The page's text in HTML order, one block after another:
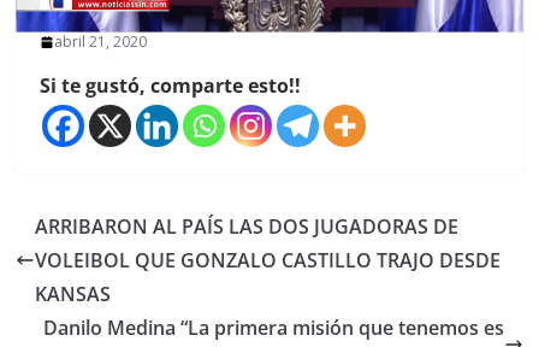
abril 21, 2020
Si te gustó, comparte esto!!
ARRIBARON AL PAÍS LAS DOS JUGADORAS DE
VOLEIBOL QUE GONZALO CASTILLO TRAJO DESDE
KANSAS
Danilo Medina “La primera misión que tenemos es